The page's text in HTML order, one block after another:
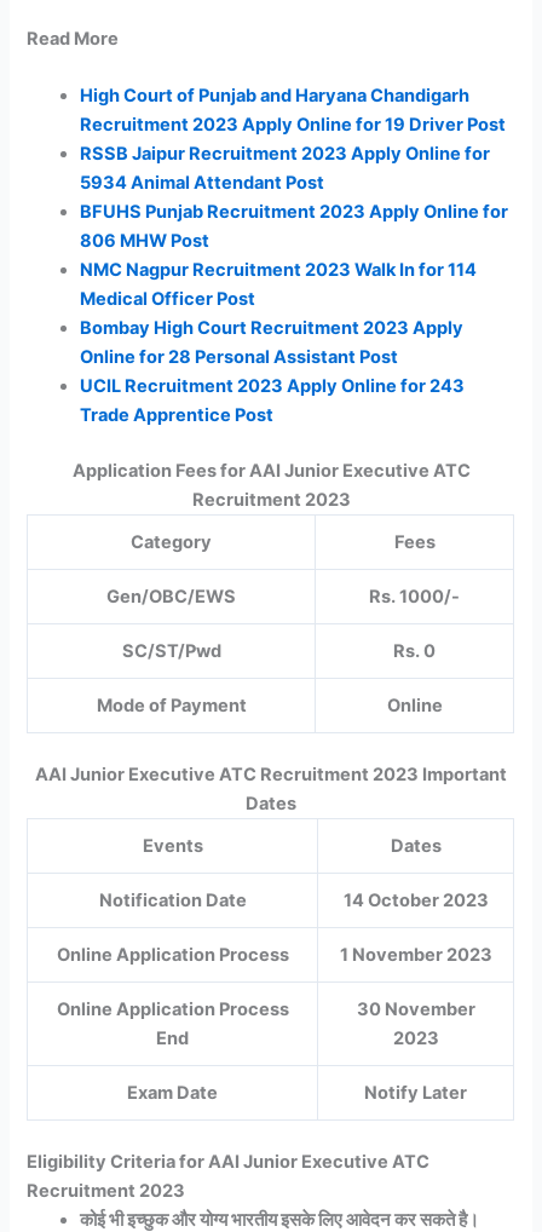
Read More
High Court of Punjab and Haryana Chandigarh
Recruitment 2023 Apply Online for 19 Driver Post
RSSB Jaipur Recruitment 2023 Apply Online for
5934 Animal Attendant Post
BFUHS Punjab Recruitment 2023 Apply Online for
806 MHW Post
NMC Nagpur Recruitment 2023 Walk In for 114
Medical Officer Post
Bombay High Court Recruitment 2023 Apply
Online for 28 Personal Assistant Post
UCIL Recruitment 2023 Apply Online for 243
Trade Apprentice Post
Application Fees for AAI Junior Executive ATC
Recruitment 2023
Category
Fees
Gen/OBC/EWS Rs. 1000/-
SC/ST/Pwd Rs. 0
Mode of Payment Online
AAI Junior Executive ATC Recruitment 2023 Important
Dates
Events
Dates
Notification Date 14 October 2023
Online Application Process 1 November 2023
Online Application Process
End
30 November
2023
Exam Date Notify Later
Eligibility Criteria for AAI Junior Executive ATC
Recruitment 2023
कोई भी इच्छुक और योग्य भारतीय इसके लिए आवेदन कर सकते है।